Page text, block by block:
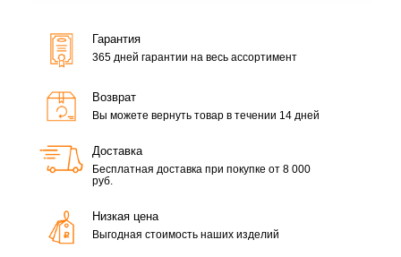
Гарантия
365 дней гарантии на весь ассортимент
Возврат
Вы можете вернуть товар в течении 14 дней
Доставка
Бесплатная доставка при покупке от 8 000
руб.
Низкая цена
Выгодная стоимость наших изделий